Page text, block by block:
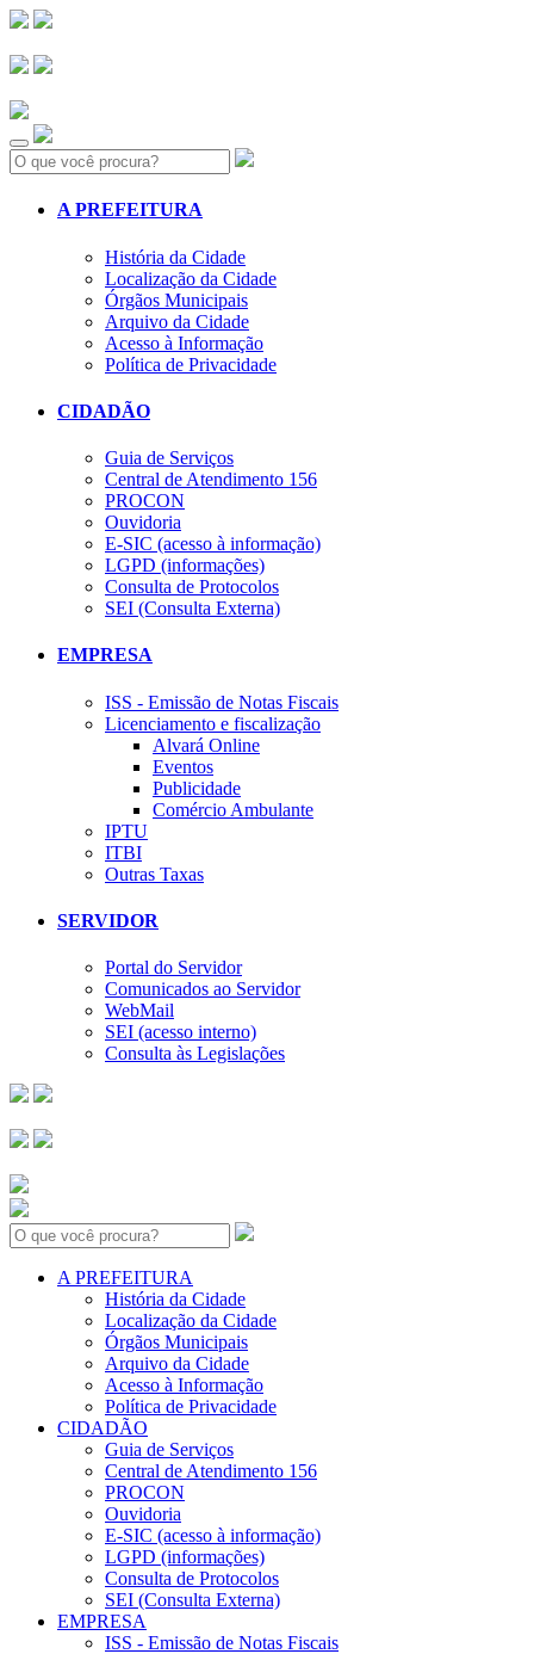
Search:
A PREFEITURA
História da Cidade
Localização da Cidade
Órgãos Municipais
Arquivo da Cidade
Acesso à Informação
Política de Privacidade
CIDADÃO
Guia de Serviços
Central de Atendimento 156
PROCON
Ouvidoria
E-SIC (acesso à informação)
LGPD (informações)
Consulta de Protocolos
SEI (Consulta Externa)
EMPRESA
ISS - Emissão de Notas Fiscais
Licenciamento e fiscalização
Alvará Online
Eventos
Publicidade
Comércio Ambulante
IPTU
ITBI
Outras Taxas
SERVIDOR
Portal do Servidor
Comunicados ao Servidor
WebMail
SEI (acesso interno)
Consulta às Legislações
Search:
A PREFEITURA
História da Cidade
Localização da Cidade
Órgãos Municipais
Arquivo da Cidade
Acesso à Informação
Política de Privacidade
CIDADÃO
Guia de Serviços
Central de Atendimento 156
PROCON
Ouvidoria
E-SIC (acesso à informação)
LGPD (informações)
Consulta de Protocolos
SEI (Consulta Externa)
EMPRESA
ISS - Emissão de Notas Fiscais